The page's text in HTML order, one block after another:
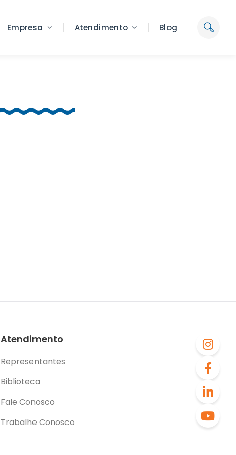
Empresa Atendimento Blog
Atendimento
Representantes
Biblioteca
Fale Conosco
Trabalhe Conosco